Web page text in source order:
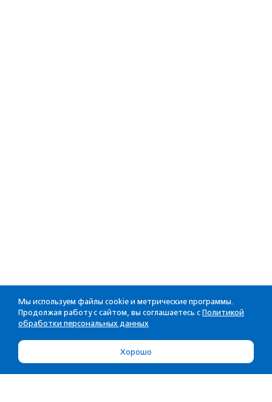
Мы используем файлы cookie и метрические программы.
Продолжая работу с сайтом, вы соглашаетесь с Политикой
обработки персональных данных
Хорошо